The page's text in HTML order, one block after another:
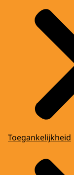
Toegankelijkheid